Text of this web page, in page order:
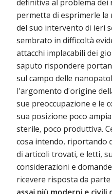
definitiva al problema dei
permetta di esprimerle
del suo intervento di ieri
sembrato in difficoltà
attacchi implacabili dei
saputo rispondere
sul campo delle
l'argomento d'origine
sue preoccupazione e le
sua posizione poco
sterile, poco produttiva.
cosa intendo, riportando
di articoli trovati, e letti,
considerazioni e
ricevere risposta da parte